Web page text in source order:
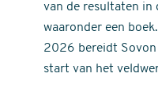
van de resultaten in
waaronder een
2026 bereidt Sovon
start van het